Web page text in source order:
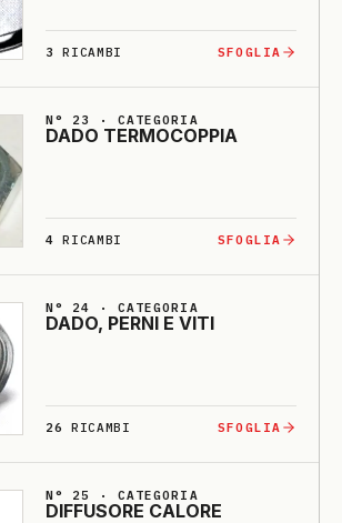
3 RICAMBI SFOGLIA
N° 23 · CATEGORIA
DA­DO TERMO­COPPIA
4 RICAMBI SFOGLIA
N° 24 · CATEGORIA
DA­DO, PERNI E VI­TI
26 RICAMBI SFOGLIA
N° 25 · CATEGORIA
DIFFU­SO­RE CA­LO­RE